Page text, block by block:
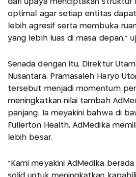
dari upaya menciptakan struktur
optimal agar setiap entitas
lebih agresif serta membuka
yang lebih luas di masa depan,”
Senada dengan itu, Direktur
Nusantara, Pramasaleh Haryo
tersebut menjadi momentum
meningkatkan nilai tambah
panjang. Ia meyakini bahwa di
Fullerton Health, AdMedika
lebih besar.
“Kami meyakini AdMedika